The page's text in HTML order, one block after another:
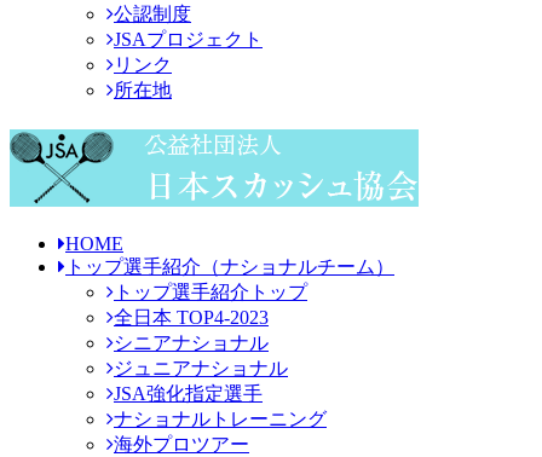
公認制度
JSAプロジェクト
リンク
所在地
HOME
トップ選手紹介 （ナショナルチーム）
トップ選手紹介トップ
全日本 TOP4-2023
シニアナショナル
ジュニアナショナル
JSA強化指定選手
ナショナルトレーニング
海外プロツアー